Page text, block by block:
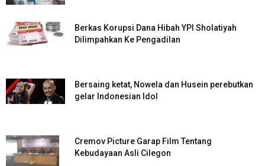
Berkas Korupsi Dana Hibah YPI Sholatiyah
Dilimpahkan Ke Pengadilan
Bersaing ketat, Nowela dan Husein perebutkan
gelar Indonesian Idol
Cremov Picture Garap Film Tentang
Kebudayaan Asli Cilegon